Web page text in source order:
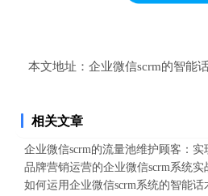
本文地址： 企业微信scrm的智能
相关文章
企业微信scrm的流量池维护顾客：
品牌营销运营的企业微信scrm系统实
如何运用企业微信scrm系统的智能话